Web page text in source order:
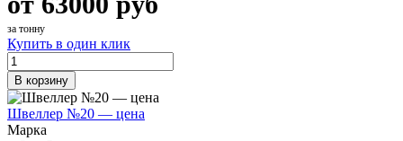
за тонну
Купить в один клик
В корзину
Швеллер №20 — цена
Марка